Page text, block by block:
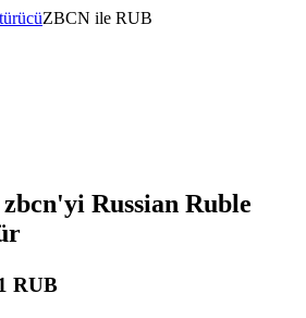
ZBCN ile RUB
zbcn'yi Russian Ruble
RUB